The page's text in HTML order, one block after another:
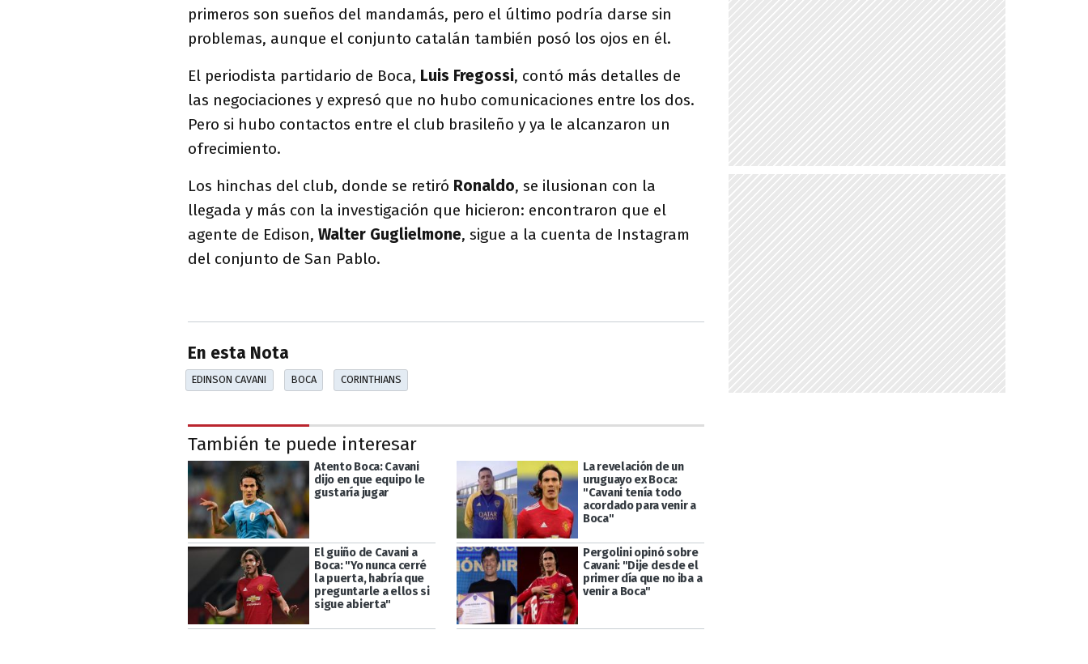
primeros son sueños del mandamás, pero el último podría darse sin
problemas, aunque el conjunto catalán también posó los ojos en él.
El periodista partidario de Boca, Luis Fregossi, contó más detalles de
las negociaciones y expresó que no hubo comunicaciones entre los dos.
Pero si hubo contactos entre el club brasileño y ya le alcanzaron un
ofrecimiento.
Los hinchas del club, donde se retiró Ronaldo, se ilusionan con la
llegada y más con la investigación que hicieron: encontraron que el
agente de Edison, Walter Guglielmone, sigue a la cuenta de Instagram
del conjunto de San Pablo.
En esta Nota
EDINSON CAVANI BOCA CORINTHIANS
También te puede interesar
Atento Boca: Cavani
dijo en que equipo le
gustaría jugar
La revelación de un
uruguayo ex Boca:
"Cavani tenía todo
acordado para venir a
Boca"
El guiño de Cavani a
Boca: "Yo nunca cerré
la puerta, habría que
preguntarle a ellos si
sigue abierta"
Pergolini opinó sobre
Cavani: "Dije desde el
primer día que no iba a
venir a Boca"